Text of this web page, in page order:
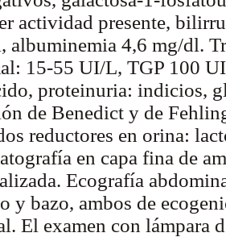
actividad presente,
albuminemia 4,6 mg/dl.
15-55 UI/L, TGP 100
proteinuria: indicios,
de Benedict y de
reductores en orina:
en capa fina de
Ecografía
y bazo, ambos de
El examen con lámpara